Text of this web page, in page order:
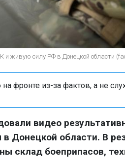
и живую силу РФ в Донецкой области
фронте из-за фактов, а не
видео
Донецкой области. В
склад боеприпасов,